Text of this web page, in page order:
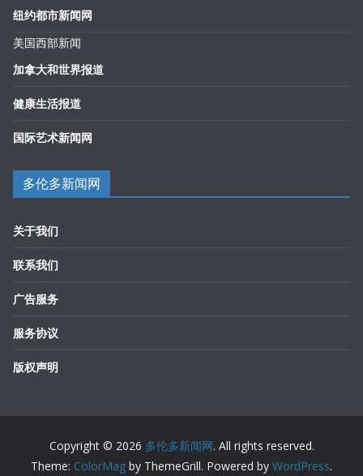
纽约都市新闻网
美国西部新闻
加拿大和世界报道
健康生活报道
国际艺术新闻网
多伦多新闻网
关于我们
联系我们
广告服务
服务协议
版权声明
Copyright © 2026 多伦多新闻网. All rights reserved.
Theme: ColorMag by ThemeGrill. Powered by WordPress.